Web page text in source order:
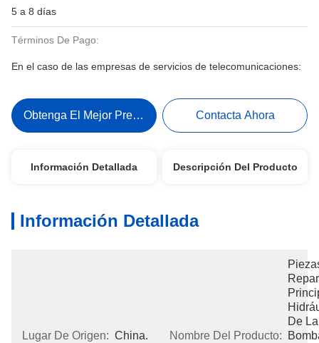
5 a 8 días
Términos De Pago:
En el caso de las empresas de servicios de telecomunicaciones:
Obtenga El Mejor Precio Contacta Ahora
Información Detallada Descripción Del Producto
Información Detallada
Lugar De Origen: China. Nombre Del Producto:
De La